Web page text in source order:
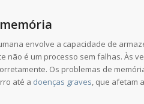
envolve a capacidade de
não é um processo sem falhas. Às
Os problemas de
até a doenças graves, que afetam